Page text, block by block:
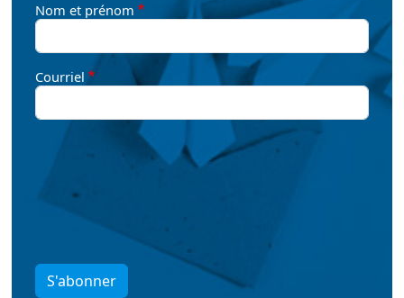
Nom et prénom
Courriel
S'abonner